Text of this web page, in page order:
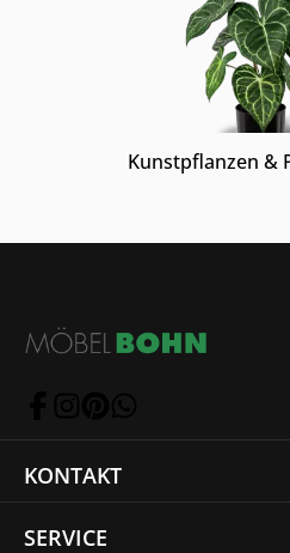
Kunstpflanzen &
KONTAKT
SERVICE